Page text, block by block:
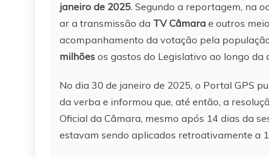
janeiro de 2025. Segundo a reportagem, na
ar a transmissão da TV Câmara e outros
acompanhamento da votação pela
milhões os gastos do Legislativo ao longo da
No dia 30 de janeiro de 2025, o Portal GPS
da verba e informou que, até então, a
Oficial da Câmara, mesmo após 14 dias da
estavam sendo aplicados retroativamente a